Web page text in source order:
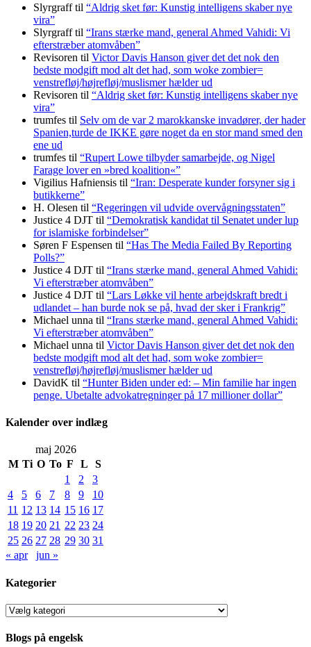
Slyrgrafftil “Aldrig sket før: Kunstig intelligens skaber nye
vira”
Slyrgrafftil “Irans stærke mand, general Ahmed Vahidi: Vi
efterstræber atomvåben”
Revisoren til Victor Davis Hanson giver det det nok den
bedste modgift mod alt det had, som woke zombier=
venstrefløj/højrefløj/muslismer hælder ud
Revisoren til “Aldrig sket før: Kunstig intelligens skaber nye
vira”
trumfes til Selv om de var 2 marokkanske invadører, der hader
Spanien,turde de IKKE gøre noget da en stor mand smed den
ene ud
trumfes til “Rupert Lowe tilbyder samarbejde, og Nigel
Farage lover en »bred koalition«”
Vigilius Hafniensis til “Iran: Desperate kunder forsyner sig i
butikkerne”
H. Olesen til “Regeringen vil udvide overvågningsstaten”
Justice 4 DJT til “Demokratisk kandidat til Senatet under lup
for islamiske forbindelser”
Søren F Espensen til “Has The Media Failed By Reporting
Polls?”
Justice 4 DJT til “Irans stærke mand, general Ahmed Vahidi:
Vi efterstræber atomvåben”
Justice 4 DJT til “Lars Løkke vil hente arbejdskraft bredt i
udlandet – han burde nok se på, hvad der sker i Frankrig”
Michael unna til “Irans stærke mand, general Ahmed Vahidi:
Vi efterstræber atomvåben”
Michael unna til Victor Davis Hanson giver det det nok den
bedste modgift mod alt det had, som woke zombier=
venstrefløj/højrefløj/muslismer hælder ud
DavidK til “Hunter Biden under ed: – Min familie har ingen
penge. Ubetalte advokat­regninger på 17 millioner dollar”
Kalender over indlæg
maj 2026
M Ti O To F L
S
1
2
3
4
5 6 7 8 9
10
11 12 13 14 15 16 17
18 19 20 21 22 23 24
25 26 27 28 29 30 31
« apr
jun »
Kategorier
Kategorier
Blogs på engelsk